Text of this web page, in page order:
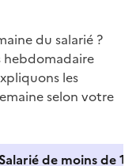
du salarié ?
hebdomadaire
les
selon votre
Salarié de moins de 18